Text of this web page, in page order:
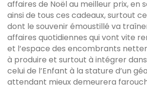
affaires de Noël au meilleur prix, en
ainsi de tous ces cadeaux, surtout
dont le souvenir émoustillé va
affaires quotidiennes qui vont vite
et l’espace des encombrants
à produire et surtout à intégrer
celui de l’Enfant à la stature d’un
attendant mieux demeurera